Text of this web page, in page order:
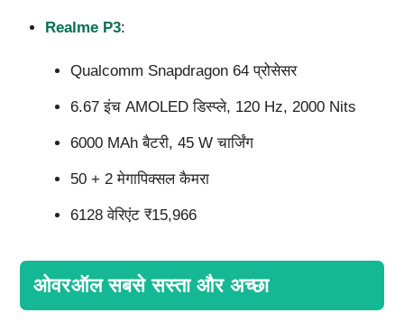
Realme P3:
Qualcomm Snapdragon 64 प्रोसेसर
6.67 इंच AMOLED डिस्प्ले, 120 Hz, 2000 Nits
6000 MAh बैटरी, 45 W चार्जिंग
50 + 2 मेगापिक्सल कैमरा
6128 वेरिएंट ₹15,966
ओवरऑल सबसे सस्ता और अच्छा